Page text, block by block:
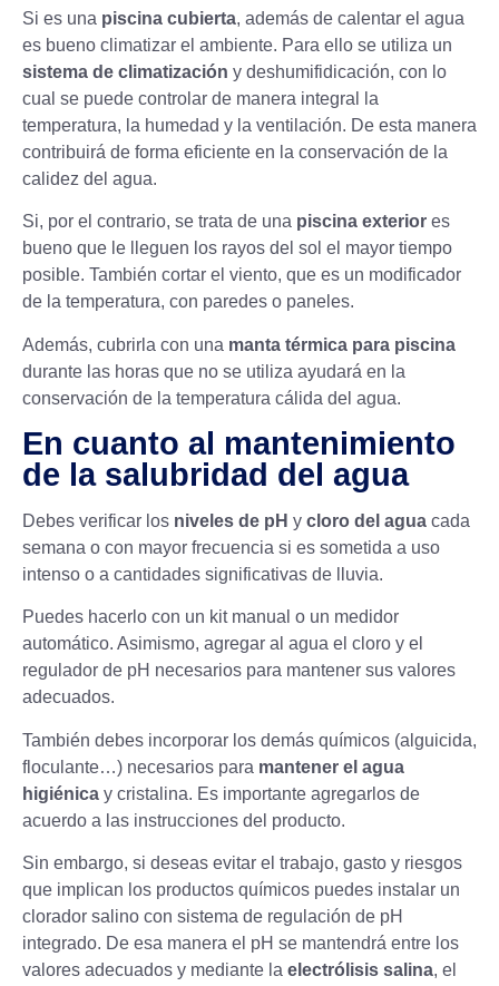
Si es una piscina cubierta, además de calentar el agua
es bueno climatizar el ambiente. Para ello se utiliza un
sistema de climatización y deshumifidicación, con lo
cual se puede controlar de manera integral la
temperatura, la humedad y la ventilación. De esta manera
contribuirá de forma eficiente en la conservación de la
calidez del agua.
Si, por el contrario, se trata de una piscina exterior es
bueno que le lleguen los rayos del sol el mayor tiempo
posible. También cortar el viento, que es un modificador
de la temperatura, con paredes o paneles.
Además, cubrirla con una manta térmica para piscina
durante las horas que no se utiliza ayudará en la
conservación de la temperatura cálida del agua.
En cuanto al mantenimiento
de la salubridad del agua
Debes verificar los niveles de pH y cloro del agua cada
semana o con mayor frecuencia si es sometida a uso
intenso o a cantidades significativas de lluvia.
Puedes hacerlo con un kit manual o un medidor
automático. Asimismo, agregar al agua el cloro y el
regulador de pH necesarios para mantener sus valores
adecuados.
También debes incorporar los demás químicos (alguicida,
floculante…) necesarios para mantener el agua
higiénica y cristalina. Es importante agregarlos de
acuerdo a las instrucciones del producto.
Sin embargo, si deseas evitar el trabajo, gasto y riesgos
que implican los productos químicos puedes instalar un
clorador salino con sistema de regulación de pH
integrado. De esa manera el pH se mantendrá entre los
valores adecuados y mediante la electrólisis salina, el